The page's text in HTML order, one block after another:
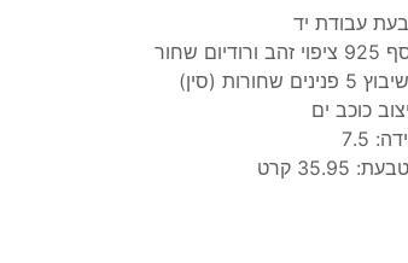
עבודת יד
ורודיום שחור
פנינים שחורות (סין)
כוכב ים
7.5
35.95 קרט